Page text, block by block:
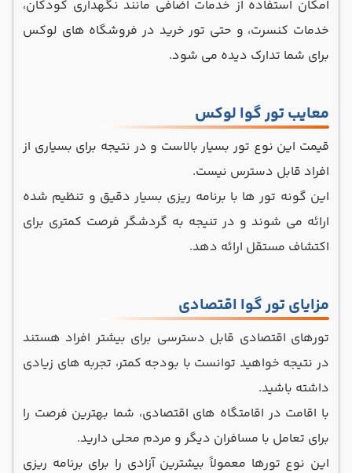
امکان استفاده از خدمات اضافی مانند نگهداری کودکان،
خدمات کنسرت، و حتی تور خرید در فروشگاه ‌های لوکس
برای شما تدارک دیده می شود.
معایب تور گوا لوکس
قیمت این نوع تور بسیار بالاست و در نتیجه برای بسیاری از
افراد قابل دسترس نیست.
این گونه تور ها با برنامه‌ ریزی بسیار دقیق و تنظیم ‌شده
ارائه می شوند و در تنیجه به گردشگر فرصت کمتری برای
اکتشاف مستقل ارائه دهد.
مزایای تور گوا اقتصادی
تورهای اقتصادی قابل دسترسی برای بیشتر افراد هستند
در نتیجه خواهید توانست با بودجه کمتر، تجربه‌ های زیادی
داشته باشید.
با اقامت در اقامتگاه ‌های اقتصادی، شما بهترین فرصت را
برای تعامل با مسافران دیگر و مردم محلی دارید.
این نوع تورها معمولاً بیشترین آزادی را برای برنامه‌ ریزی